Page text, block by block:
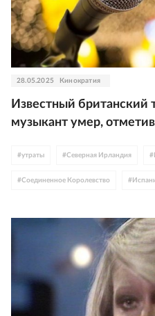
28.05.2025 Кинократия
Известный
музыкант умер,
#утраты #Северная Ирландия #
#Соединенное Королевство #